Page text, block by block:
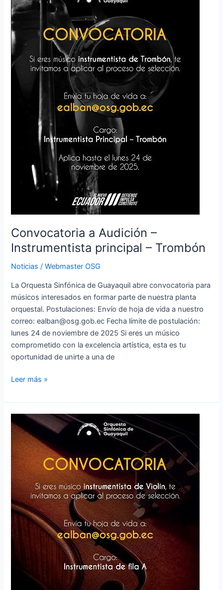
Convocatoria a Audición –
Instrumentista principal – Trombón
Noticias /Webmaster OSG
La Orquesta Sinfónica de Guayaquil abre convocatoria para
músicos interesados en formar parte de nuestra planta
orquestal. Postulaciones: Envío de hoja de vida a nuestro
correo: ealban@osg.gob.ec Fecha límite de postulación:
lunes 24 de noviembre de 2025 Si eres un músico
comprometido con la excelencia artística, esta es tu
oportunidad de unirte a una de
Audición
–
Instrumentista
principal
–
Trombón
Leer más »
Convocatoria
Audición
Violín
(Instrumentista
Fila
A)